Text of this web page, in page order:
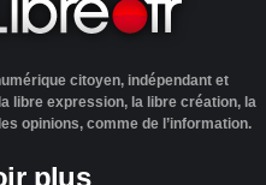
citoyen, indépendant et
libre expression, la libre création, la
opinions, comme de l’information.
plus